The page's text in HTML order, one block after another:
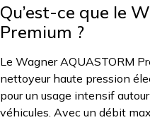
Qu’est-ce que le
Premium ?
Le Wagner AQUASTORM
nettoyeur haute pression
pour un usage intensif
véhicules. Avec un débit